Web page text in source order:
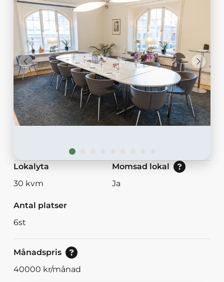
Lokalyta
30 kvm
Momsad lokal
Nej: Lokalen är momsbefriad.<br/>Ja:
Ja
Antal platser
6st
Månadspris
Pris vid bokning av 30<br/>eller mer dagar.
40000 kr/månad